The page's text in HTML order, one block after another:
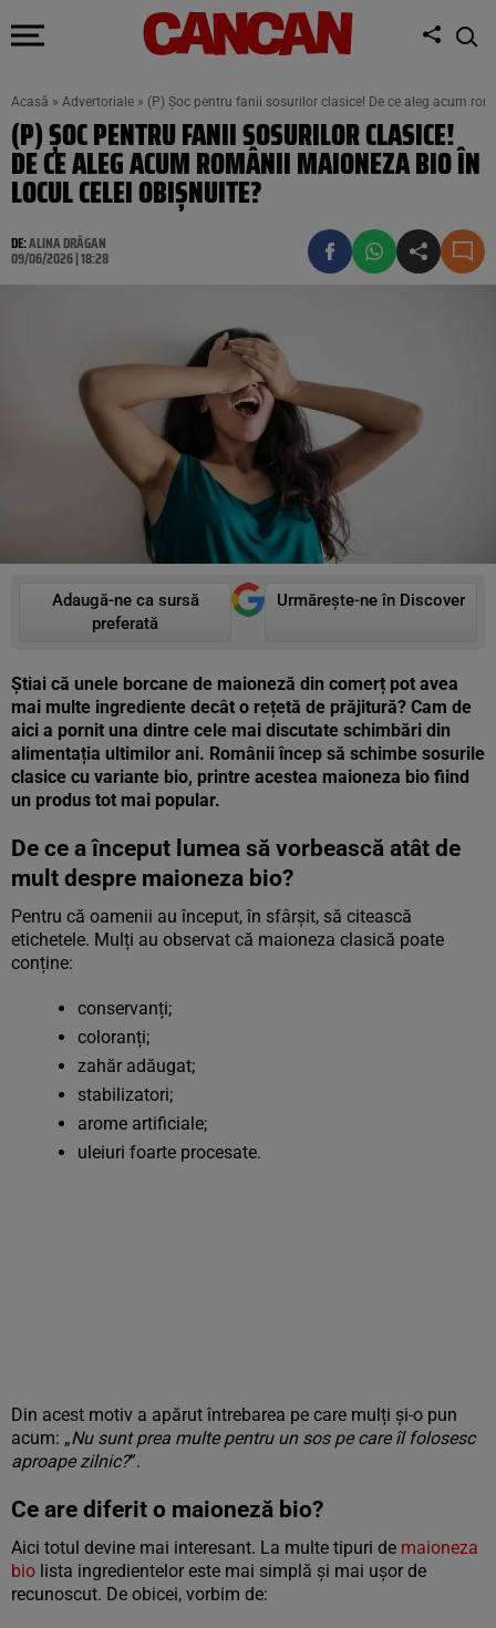
Acasă » Advertoriale » (P) Șoc pentru fanii sosurilor clasice! De ce aleg acum
(P) ȘOC PENTRU FANII SOSURILOR CLASICE!
DE CE ALEG ACUM ROMÂNII MAIONEZA BIO ÎN
LOCUL CELEI OBIȘNUITE?
DE:ALINA DRĂGAN
09/06/2026 | 18:28
Adaugă-ne ca sursă
preferată
Urmărește-ne în Discover
Știai că unele borcane de maioneză din comerț pot avea
mai multe ingrediente decât o rețetă de prăjitură? Cam de
aici a pornit una dintre cele mai discutate schimbări din
alimentația ultimilor ani. Românii încep să schimbe sosurile
clasice cu variante bio, printre acestea maioneza bio fiind
un produs tot mai popular.
De ce a început lumea să vorbească atât de
mult despre maioneza bio?
Pentru că oamenii au început, în sfârșit, să citească
etichetele. Mulți au observat că maioneza clasică poate
conține:
conservanți;
coloranți;
zahăr adăugat;
stabilizatori;
arome artificiale;
uleiuri foarte procesate.
Din acest motiv a apărut întrebarea pe care mulți și-o pun
acum: „Nu sunt prea multe pentru un sos pe care îl folosesc
aproape zilnic?”.
Ce are diferit o maioneză bio?
Aici totul devine mai interesant. La multe tipuri de maioneza
bio lista ingredientelor este mai simplă și mai ușor de
recunoscut. De obicei, vorbim de: